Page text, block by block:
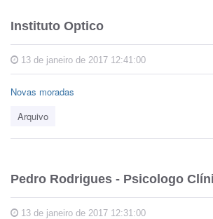
Instituto Optico
13 de janeiro de 2017 12:41:00
Novas moradas
Arquivo
Pedro Rodrigues - Psicologo
13 de janeiro de 2017 12:31:00